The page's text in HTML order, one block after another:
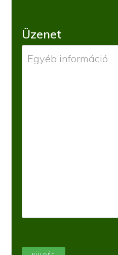
Üzenet